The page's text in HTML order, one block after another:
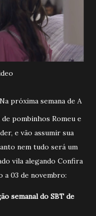
próxima semana de A
pombinhos Romeu e
e vão assumir sua
nem tudo será um
vila alegando Confira
a 03 de novembro:
semanal do SBT de